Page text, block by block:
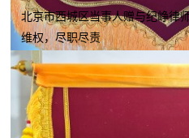
北京市西城区当事人赠与纪峥律
维权，尽职尽责